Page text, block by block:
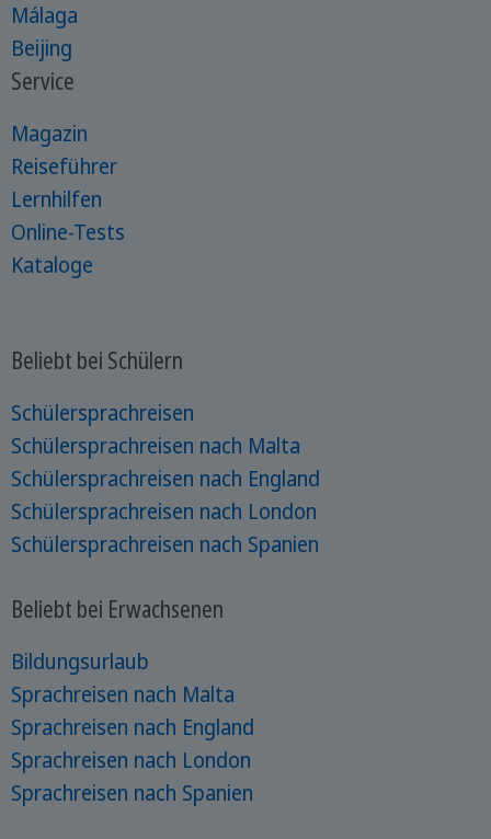
Málaga
Beijing
Service
Magazin
Reiseführer
Lernhilfen
Online-Tests
Kataloge
Beliebt bei Schülern
Schülersprachreisen
Schülersprachreisen nach Malta
Schülersprachreisen nach England
Schülersprachreisen nach London
Schülersprachreisen nach Spanien
Beliebt bei Erwachsenen
Bildungsurlaub
Sprachreisen nach Malta
Sprachreisen nach England
Sprachreisen nach London
Sprachreisen nach Spanien